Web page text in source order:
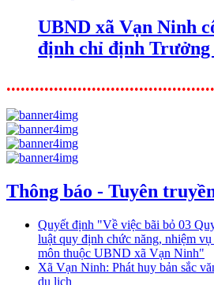
UBND xã Vạn Ninh
định chỉ định
Thông báo - Tuyên
Quyết định "Về việc bãi bỏ 03
luật quy định chức năng, nhiệm
môn thuộc UBND xã Vạn Ninh"
Xã Vạn Ninh: Phát huy bản sắc
du lịch